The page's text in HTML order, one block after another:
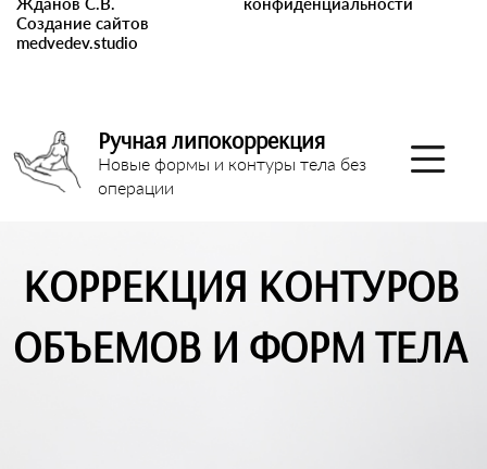
Создание сайтов
medvedev.studio
Ручная липокоррекция
Новые формы и контуры тела без
операции
КОРРЕКЦИЯ КОНТУРОВ
ОБЪЕМОВ И ФОРМ ТЕЛА